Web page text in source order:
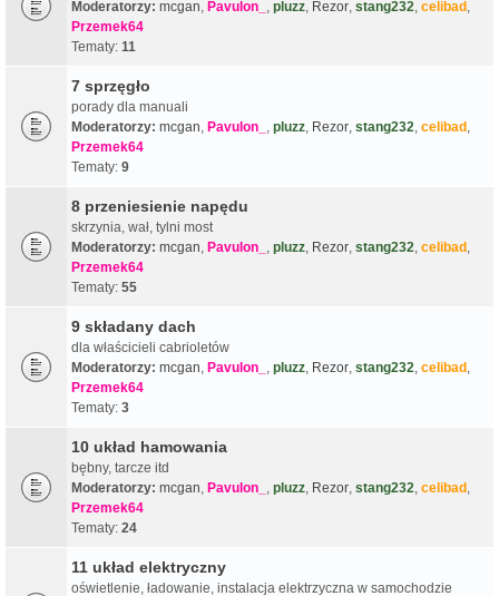
Moderatorzy: mcgan, Pavulon_ , pluzz, Rezor, stang232, celibad,
Przemek64
Tematy: 11
7 sprzęgło
porady dla manuali
Moderatorzy: mcgan, Pavulon_ , pluzz, Rezor, stang232, celibad,
Przemek64
Tematy: 9
8 przeniesienie napędu
skrzynia, wał, tylni most
Moderatorzy: mcgan, Pavulon_ , pluzz, Rezor, stang232, celibad,
Przemek64
Tematy: 55
9 składany dach
dla właścicieli cabrioletów
Moderatorzy: mcgan, Pavulon_ , pluzz, Rezor, stang232, celibad,
Przemek64
Tematy: 3
10 układ hamowania
bębny, tarcze itd
Moderatorzy: mcgan, Pavulon_ , pluzz, Rezor, stang232, celibad,
Przemek64
Tematy: 24
11 układ elektryczny
oświetlenie, ładowanie, instalacja elektrzyczna w samochodzie